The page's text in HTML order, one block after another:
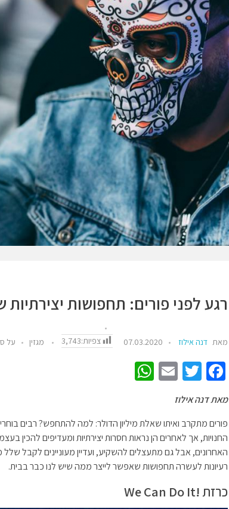
רגע לפני פורים: תחפושות
מאת דנה אילוז 07.03.2020 צפיות:3,743 מגזין על
Fa
b
o
o
k
T
wi
tt
er
E
W
sA
p
p
מאת דנה אילוז
פורים מתקרב ואיתו שאלת מיליון הדולר: למה להתחפש? רבים
החנויות, אך לאחרים הן נראות חסרות יצירתיות ומעדיפים להכין
האחרונים, אבל גם מתעצלים להשקיע, ועדיין מעוניינים לקבל
רעיונות לעשרה תחפושות שאפשר לייצר ממה שיש לנו כבר בבית.
כרזת !We Can Do It